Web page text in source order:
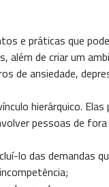
e práticas que
além de criar um
de ansiedade,
hierárquico.
pessoas de
lo das demandas